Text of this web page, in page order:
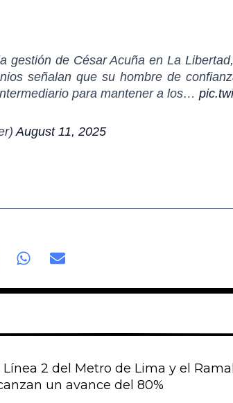
gestión de César Acuña en La
señalan que su hombre de
para mantener a los…
August 11, 2025
Línea 2 del Metro de Lima y el
un avance del 80%